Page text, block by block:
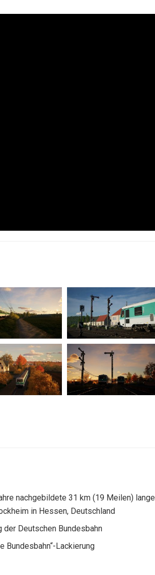
nachgebildete 31 km (19 Meilen) lange
in Hessen, Deutschland
der Deutschen Bundesbahn
Bundesbahn“-Lackierung